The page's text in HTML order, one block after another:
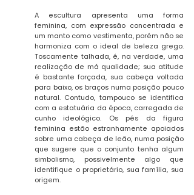
A escultura apresenta uma forma
feminina, com expressão concentrada e
um manto como vestimenta, porém não se
harmoniza com o ideal de beleza grego.
Toscamente talhada, é, na verdade, uma
realização de má qualidade; sua atitude
é bastante forçada, sua cabeça voltada
para baixo, os braços numa posição pouco
natural. Contudo, tampouco se identifica
com a estatuária da época, carregada de
cunho ideológico. Os pés da figura
feminina estão estranhamente apoiados
sobre uma cabeça de leão, numa posição
que sugere que o conjunto tenha algum
simbolismo, possivelmente algo que
identifique o proprietário, sua família, sua
origem.